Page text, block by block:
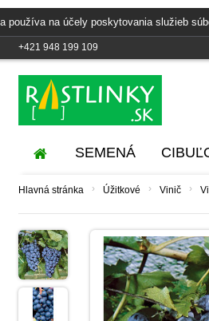
používa na účely poskytovania služieb
+421 948 199 109
SEMENÁ
Hlavná stránka › Úžitkové › Vinič ›